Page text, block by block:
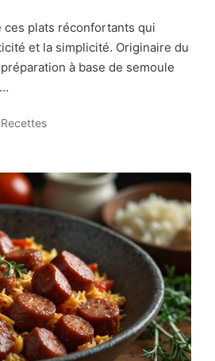
ces plats réconfortants qui
et la simplicité. Originaire du
à base de semoule
Posted
Recettes